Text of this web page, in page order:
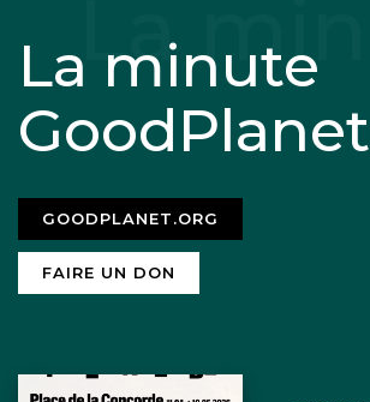
La minute
GoodPlanet
GOODPLANET.ORG
FAIRE UN DON